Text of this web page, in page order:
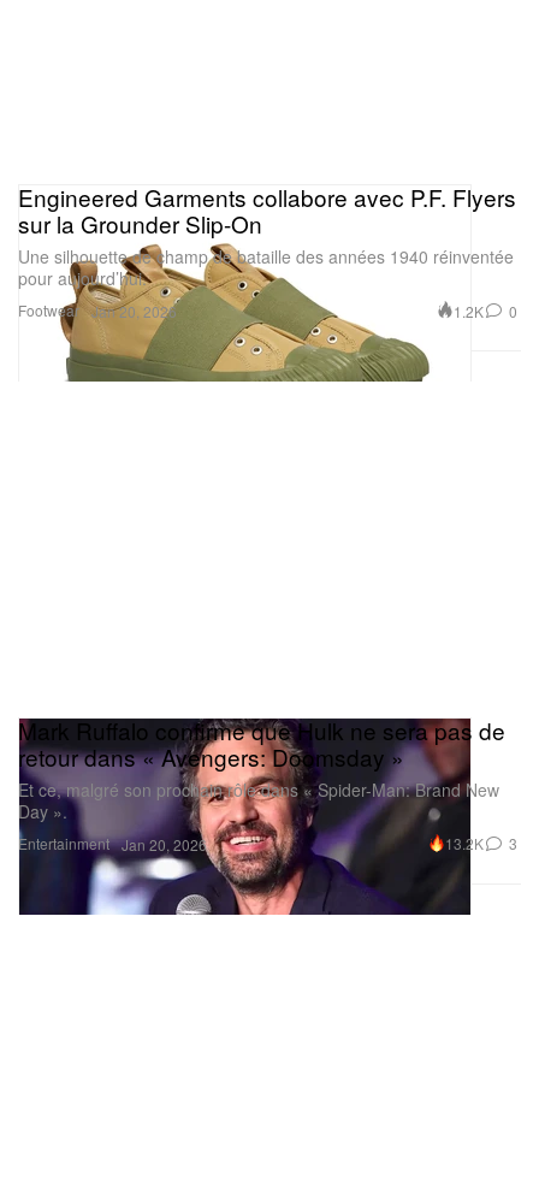
Footwear
Engineered Garments collabore avec P.F. Flyers
sur la Grounder Slip-On
Une silhouette de champ de bataille des années 1940 réinventée
pour aujourd’hui.
Jan 20, 2026 1.2K 0
Entertainment
Mark Ruffalo confirme que Hulk ne sera pas de
retour dans « Avengers: Doomsday »
Et ce, malgré son prochain rôle dans « Spider-Man: Brand New
Day ».
Jan 20, 2026 13.2K 3